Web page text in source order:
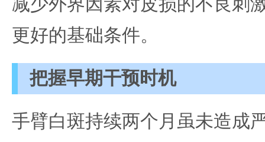
减少外界因素对皮损的不良刺
更好的基础条件。
把握早期干预时机
手臂白斑持续两个月虽未造成